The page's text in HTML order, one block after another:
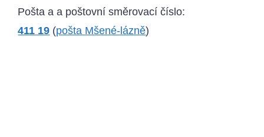
Pošta a a poštovní směrovací číslo:
411 19 (pošta Mšené-lázně)